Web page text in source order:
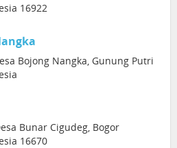
16922
Bojong Nangka, Gunung Putri
Bunar Cigudeg, Bogor
16670